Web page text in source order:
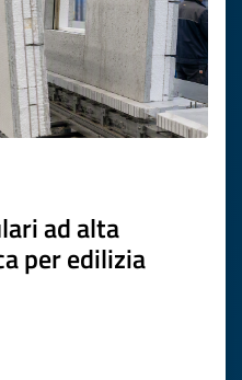
ad alta
per edilizia